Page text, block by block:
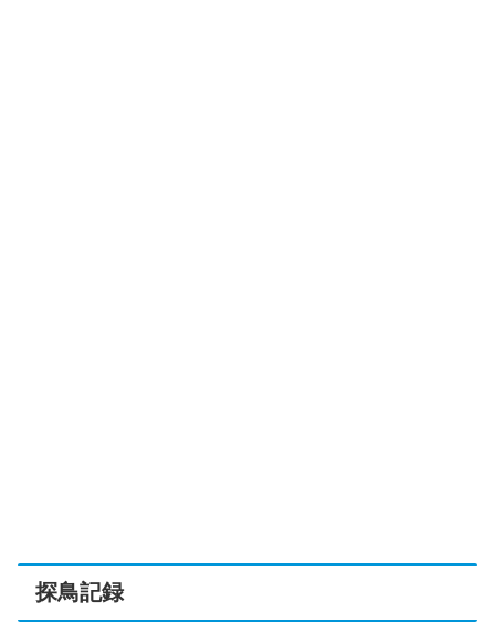
探鳥記録